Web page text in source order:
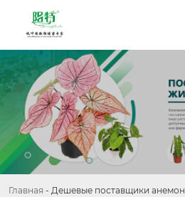
Главная - Дешевые поставщики анемон